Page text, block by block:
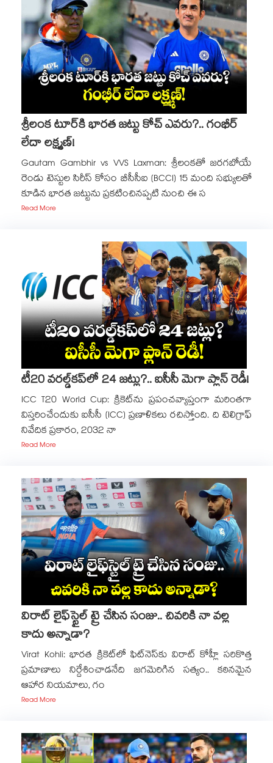
శ్రీలంక టూర్‌కి భారత జట్టు కోచ్ ఎవరు?.. గంభీర్
లేదా లక్ష్మణ్!
Gautam Gambhir vs VVS Laxman: శ్రీలంకతో జరగబోయే
రెండు టెస్టుల సిరీస్ కోసం బీసీసీఐ (BCCI) 15 మంది సభ్యులతో
కూడిన భారత జట్టును ప్రకటించినప్పటి నుంచి ఈ స
Read More
టీ20 వరల్డ్‌కప్‌లో 24 జట్లు?.. ఐసీసీ మెగా ప్లాన్ రెడీ!
ICC T20 World Cup: క్రికెట్‌ను ప్రపంచవ్యాప్తంగా మరింతగా
విస్తరించేందుకు ఐసీసీ (ICC) ప్రణాళికలు రచిస్తోంది. ది టెలిగ్రాఫ్
నివేదిక ప్రకారం, 2032 నా
Read More
విరాట్ లైఫ్‌స్టైల్ ట్రై చేసిన సంజు.. చివరికి నా వల్ల
కాదు అన్నాడా?
Virat Kohli: భారత క్రికెట్‌లో ఫిట్‌నెస్‌కు విరాట్ కోహ్లీ సరికొత్త
ప్రమాణాలు నిర్దేశించాడనేది జగమెరిగిన సత్యం.. కఠినమైన
ఆహార నియమాలు, గం
Read More